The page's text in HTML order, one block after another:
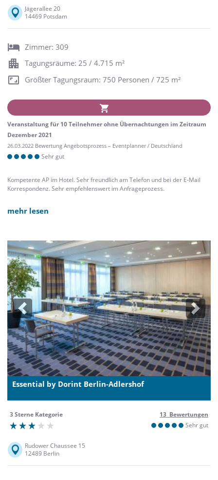
Jägerallee 20
14469 Potsdam
Zimmer: 309
Tagungsräume: 25 / 4.715 m²
Größter Tagungsraum: 750 Personen / 725 m²
Veranstaltung für 10 Teilnehmer ohne Übernachtungen im Zeitraum
Dezember 2021
26.03.2022 Bewertung Angebotsprozess – Eventplanner / Deutschland
Sehr gut
Kompetente AP im Hotel. Sehr freundlich am Telefon und bei der E-Mail
Korrespondenz. Sehr empfehlenswert im Anfrageprozess.
mehr lesen
Previous Next
Essential by Dorint Berlin-Adlershof
3 Sterne Kategorie
13 Bewertungen
Sehr gut
Rudower Chaussee 15
12489 Berlin